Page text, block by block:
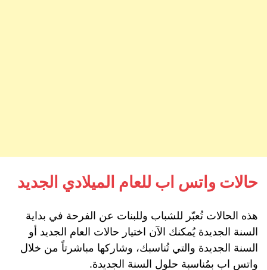
حالات واتس اب للعام الميلادي الجديد
هذه الحالات تُعبّر للشباب وللبنات عن الفرحة في بداية
السنة الجديدة يُمكنك الآن اختيار حالات العام الجديد أو
السنة الجديدة والتي تُناسبك، وشاركها مباشرتاً من خلال
واتس اب بمُناسبة حلول السنة الجديدة.